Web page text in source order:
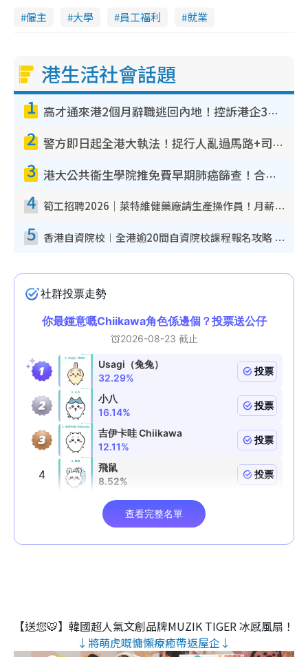
僱主 大學 員工福利 就業
港生活社會話題
1 高才通來港2個月辭職逃回內地！控訴港企3宗罪 歎微管理極窒息
2 警方即日起全港大執法！捉行人亂過馬路+司機不專注駕駛！亂過馬路罰$2000
3 港大公共衞生學院推免費早期肺癌篩查！合資格人士將獲全額資助定期血液化驗／電腦斷層掃描／風險評估
4 筍工招聘2026｜萊特維健藥廠請生產操作員！月薪高達$1.7萬 冷氣廠房/五天工作/保證雙糧
5 香港自資院校︱全港逾20間自資院校課程報名攻略 留位費可退/申請日期/報名連結
【送您🐯】韓國超人氣文創品牌MUZIK TIGER 冰感風扇！
↓將萌虎嘅慵懶療癒帶返屋企↓